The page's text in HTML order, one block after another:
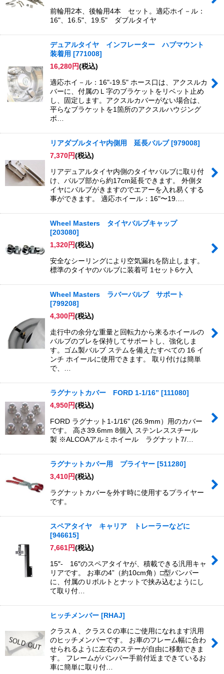
前輪用2本、後輪用4本 セット。適応ホイ－ル：
16"、16.5"、19.5" ダブルタイヤ
デュアルタイヤ インフレーター ハブマウント
装着用 [771008]
16,280円(税込)
適応ホイ－ル：16"-19.5" ホース口は、アクスルカ
バーに、付属のＬ字のブラケットをリベット止め
し、固定します。アクスルカバーがない場合は、
平らなブラケットを1箇所のアクスルハウジング
ボ…
リアダブルタイヤ内側用 延長バルブ [979008]
7,370円(税込)
リアデュアルタイヤ内側のタイヤバルブに取り付
け、バルブ部から約17cm延長できます。 外側タ
イヤにバルブがきますのでエアーを入れ易くする
事ができます。 適応ホイール：16"〜19.…
Wheel Masters タイヤバルブキャップ
[203080]
1,320円(税込)
安全なシーリングにより空気漏れを防止します。
標準のタイヤのバルブに装着可 1セット6ケ入
Wheel Masters ラバーバルブ サポート
[799208]
4,300円(税込)
走行中の余分な重量と回転力から来るホイールの
バルブのブレを保持してサポートし、強化しま
す。ゴム製バルブ ステムを備えたすべての 16 イ
ンチ ホイールに使用できます。 取り付けは簡​​単
で、…
ラグナットカバー FORD 1-1/16” [111080]
4,950円(税込)
FORD ラグナット1-1/16" (26.9mm）用のカバー
です。 高さ39.6mm 8個入 ステンレススチール
製 ※ALCOAアルミホイール ラグナット7/…
ラグナットカバー用 プライヤー [511280]
3,410円(税込)
ラグナットカバーを外す時に使用するプライヤー
です。
スペアタイヤ キャリア トレーラーなどに
[946615]
7,661円(税込)
15″- 16″のスペアタイヤが、積載できる汎用キャ
リアです。 お車の4”（約10cm角）□型バンパー
に、付属のＵボルトとナットで挟み込むようにし
て取り付…
ヒッチメンバー [RHAJ]
クラスＡ、クラスＣの車にご使用になれます汎用
のヒッチメンバーです。 お車のフレーム幅に合わ
せられるように左右のステーが自由に移動できま
す。 フレームがバンパー手前付近まできているお
車に簡単に取り付…